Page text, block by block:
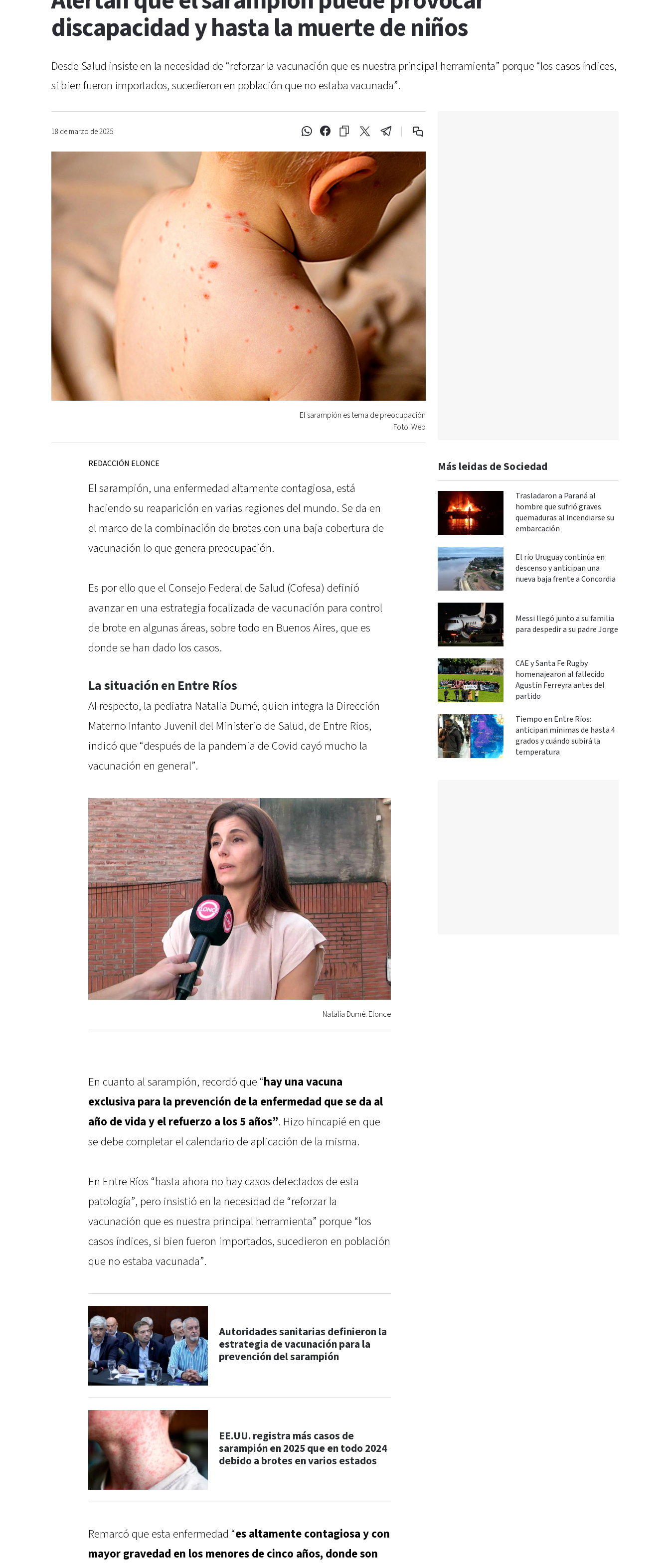
discapacidad y hasta la muerte de niños
Desde Salud insiste en la necesidad de “reforzar la vacunación que es nuestra principal herramienta” porque “los casos índices,
si bien fueron importados, sucedieron en población que no estaba vacunada”.
18 de marzo de 2025
El sarampión es tema de preocupación
Foto: Web
REDACCIÓN ELONCE
El sarampión, una enfermedad altamente contagiosa, está
haciendo su reaparición en varias regiones del mundo. Se da en
el marco de la combinación de brotes con una baja cobertura de
vacunación lo que genera preocupación.
Es por ello que el Consejo Federal de Salud (Cofesa) definió
avanzar en una estrategia focalizada de vacunación para control
de brote en algunas áreas, sobre todo en Buenos Aires, que es
donde se han dado los casos.
La situación en Entre Ríos
Al respecto, la pediatra Natalia Dumé, quien integra la Dirección
Materno Infanto Juvenil del Ministerio de Salud, de Entre Ríos,
indicó que “después de la pandemia de Covid cayó mucho la
vacunación en general”.
Natalia Dumé. Elonce
En cuanto al sarampión, recordó que “hay una vacuna
exclusiva para la prevención de la enfermedad que se da al
año de vida y el refuerzo a los 5 años”. Hizo hincapié en que
se debe completar el calendario de aplicación de la misma.
En Entre Ríos “hasta ahora no hay casos detectados de esta
patología”, pero insistió en la necesidad de “reforzar la
vacunación que es nuestra principal herramienta” porque “los
casos índices, si bien fueron importados, sucedieron en población
que no estaba vacunada”.
Autoridades sanitarias definieron la
estrategia de vacunación para la
prevención del sarampión
EE.UU. registra más casos de
sarampión en 2025 que en todo 2024
debido a brotes en varios estados
Remarcó que esta enfermedad “es altamente contagiosa y con
mayor gravedad en los menores de cinco años, donde son
Más leidas de Sociedad
Trasladaron a Paraná al
hombre que sufrió graves
quemaduras al incendiarse su
embarcación
El río Uruguay continúa en
descenso y anticipan una
nueva baja frente a Concordia
Messi llegó junto a su familia
para despedir a su padre Jorge
CAE y Santa Fe Rugby
homenajearon al fallecido
Agustín Ferreyra antes del
partido
Tiempo en Entre Ríos:
anticipan mínimas de hasta 4
grados y cuándo subirá la
temperatura